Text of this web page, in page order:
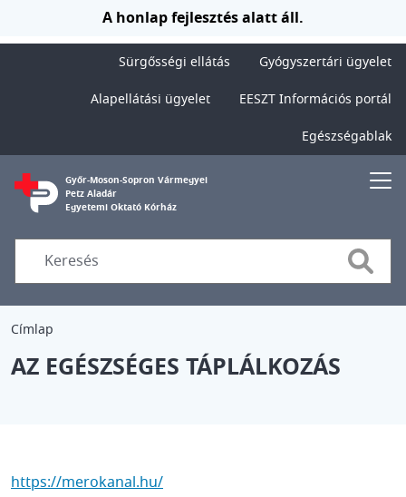
Ugrás a tartalomraA honlap fejlesztés alatt áll.
Sürgősségi ellátás
Gyógyszertári ügyelet
Alapellátási ügyelet
EESZT Információs portál
Egészségablak
Győr-Moson-Sopron Vármegyei
Petz Aladár
Egyetemi Oktató Kórház
Search
Címlap
AZ EGÉSZSÉGES TÁPLÁLKOZÁS
https://merokanal.hu/